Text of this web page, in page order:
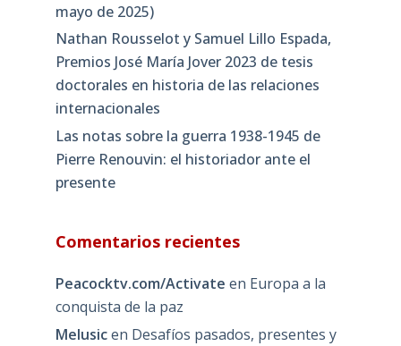
mayo de 2025)
Nathan Rousselot y Samuel Lillo Espada,
Premios José María Jover 2023 de tesis
doctorales en historia de las relaciones
internacionales
Las notas sobre la guerra 1938-1945 de
Pierre Renouvin: el historiador ante el
presente
Comentarios recientes
Peacocktv.com/Activate en Europa a la
conquista de la paz
Melusicen Desafíos pasados, presentes y